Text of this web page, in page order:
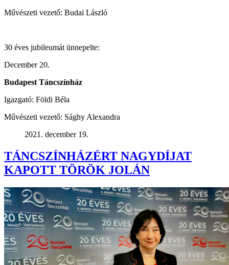
Művészeti vezető: Budai László
30 éves jubileumát ünnepelte:
December 20.
Budapest Táncszínház
Igazgató: Földi Béla
Művészeti vezető: Sághy Alexandra
2021. december 19.
TÁNCSZÍNHÁZÉRT NAGYDÍJAT
KAPOTT TÖRÖK JOLÁN